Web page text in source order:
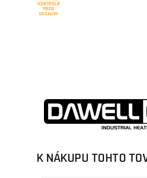
KONTROLA
PRED
DODANÍM
K NÁKUPU TOHTO